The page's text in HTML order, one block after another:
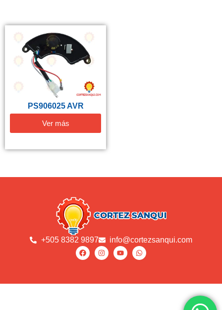
PS906025 AVR
Ver más
+505 8382 9897 info@cortezsanqui.com